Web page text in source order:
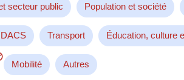
secteur public Population et société
Transport Éducation, culture
Mobilité Autres